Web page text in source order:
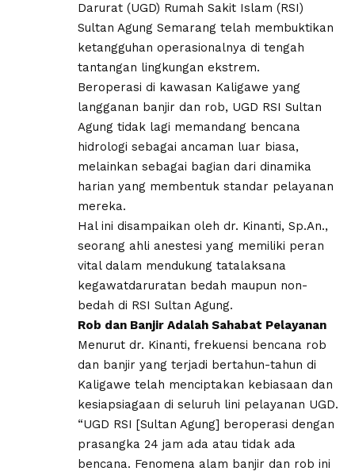
Darurat (UGD) Rumah Sakit Islam (RSI)
Sultan Agung Semarang telah membuktikan
ketangguhan operasionalnya di tengah
tantangan lingkungan ekstrem.
Beroperasi di kawasan Kaligawe yang
langganan banjir dan rob, UGD RSI Sultan
Agung tidak lagi memandang bencana
hidrologi sebagai ancaman luar biasa,
melainkan sebagai bagian dari dinamika
harian yang membentuk standar pelayanan
mereka.
Hal ini disampaikan oleh dr. Kinanti, Sp.An.,
seorang ahli anestesi yang memiliki peran
vital dalam mendukung tatalaksana
kegawatdaruratan bedah maupun non-
bedah di RSI Sultan Agung.
Rob dan Banjir Adalah Sahabat Pelayanan
Menurut dr. Kinanti, frekuensi bencana rob
dan banjir yang terjadi bertahun-tahun di
Kaligawe telah menciptakan kebiasaan dan
kesiapsiagaan di seluruh lini pelayanan UGD.
“UGD RSI [Sultan Agung] beroperasi dengan
prasangka 24 jam ada atau tidak ada
bencana. Fenomena alam banjir dan rob ini